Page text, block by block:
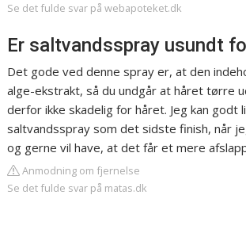
Se det fulde svar på webapoteket.dk
Er saltvandsspray usundt
Det gode ved denne spray er, at den
alge-ekstrakt, så du undgår at håret tørre
derfor ikke skadelig for håret. Jeg kan godt
saltvandsspray som det sidste finish, når
og gerne vil have, at det får et mere
Anmodning om fjernelse
Se det fulde svar på matas.dk